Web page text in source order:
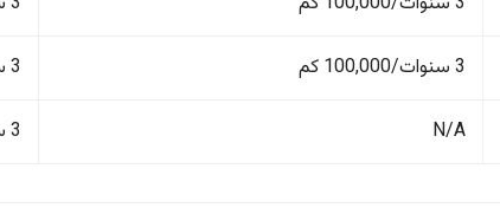
3 سنوات/100,000 كم 3 سنوات/100,000 كم
N/A 3 سنوات/100,000 كم